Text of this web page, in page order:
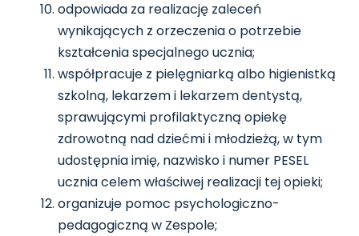
odpowiada za realizację zaleceń
wynikających z orzeczenia o potrzebie
kształcenia specjalnego ucznia;
współpracuje z pielęgniarką albo higienistką
szkolną, lekarzem i lekarzem dentystą,
sprawującymi profilaktyczną opiekę
zdrowotną nad dziećmi i młodzieżą, w tym
udostępnia imię, nazwisko i numer PESEL
ucznia celem właściwej realizacji tej opieki;
organizuje pomoc psychologiczno-
pedagogiczną w Zespole;